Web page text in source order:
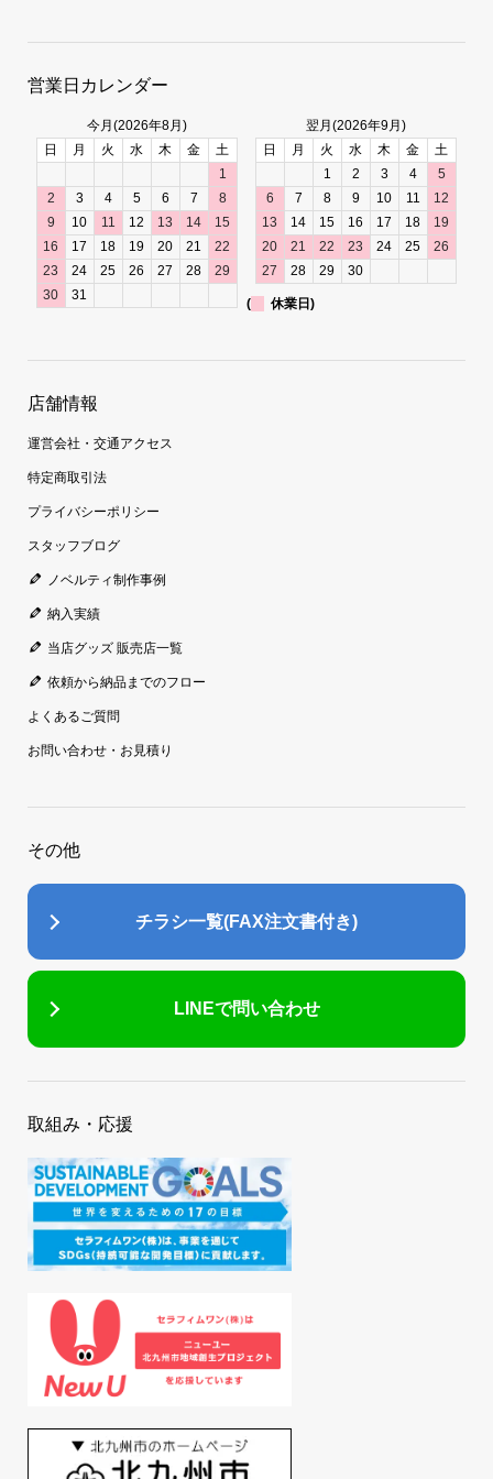
営業日カレンダー
今月(2026年8月)
日
月 火 水 木 金
土
1
2
3 4 5 6 7
8
9
10 11 12 13 14
15
16
17 18 19 20 21
22
23
24 25 26 27 28
29
30
31
翌月(2026年9月)
日
月 火 水 木 金
土
1
2 3 4
5
6
7 8 9 10 11
12
13
14 15 16 17 18
19
20
21 22 23 24 25
26
27
28 29 30
( 休業日)
店舗情報
運営会社・交通アクセス
特定商取引法
プライバシーポリシー
スタッフブログ
ノベルティ制作事例
納入実績
当店グッズ 販売店一覧
依頼から納品までのフロー
よくあるご質問
お問い合わせ・お見積り
その他
チラシ一覧(FAX注文書付き)
LINEで問い合わせ
取組み・応援